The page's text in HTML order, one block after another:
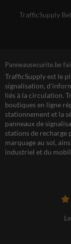
TrafficSupply
Panneausecurite.be
TrafficSupply est le
signalisation,
liés à la circulation.
boutiques en ligne
stationnement et la
panneaux de
stations de recharge
marquage au sol,
industriel et du